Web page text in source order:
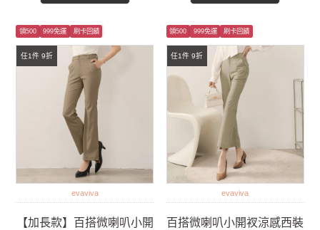
任1件 9折
領500 999免運 刷卡回饋
evaviva
【加長款】百搭微喇叭小開
任1件 9折
領500 999免運 刷卡回饋
evaviva
百搭微喇叭小開衩涼感西裝